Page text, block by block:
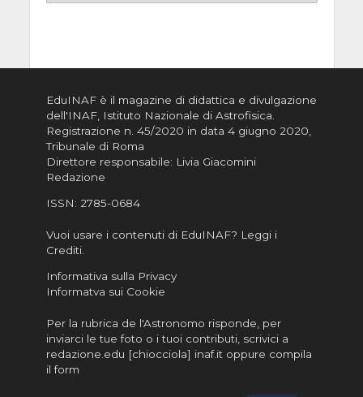
EduINAF è il magazine di didattica e divulgazione
dell'INAF, Istituto Nazionale di Astrofisica
Registrazione n. 45/2020 in data 4 giugno 2020,
Tribunale di Roma
Direttore responsabile: Livia Giacomini
Redazione
ISSN: 2785-0684
Vuoi usare i contenuti di EduINAF? Leggi i
Crediti.
Informativa sulla Privacy
Informatva sui Cookie
Per la rubrica de l'Astronomo risponde, per
inviarci le tue foto o i tuoi contributi, scrivici a
redazione.edu [chiocciola] inaf.it oppure compila
il form